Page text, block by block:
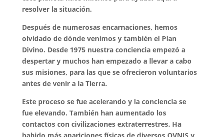
resolver la situación.
Después de numerosas encarnaciones, hemos
olvidado de dónde venimos y también el Plan
Divino. Desde 1975 nuestra conciencia empezó a
despertar y muchos han empezado a llevar a cabo
sus misiones, para las que se ofrecieron voluntarios
antes de venir a la Tierra.
Este proceso se fue acelerando y la conciencia se
fue elevando. También han aumentado los
contactos con civilizaciones extraterrestres. Ha